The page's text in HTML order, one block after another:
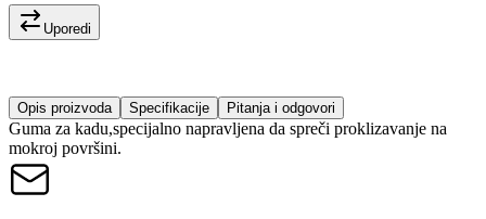
Uporedi
Opis proizvoda Specifikacije Pitanja i odgovori
Guma za kadu,specijalno napravljena da spreči proklizavanje na
mokroj površini.